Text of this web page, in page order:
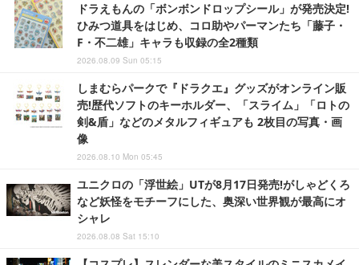
ドラえもんの「ボンボンドロップシール」が発売決定!
ひみつ道具をはじめ、コロ助やパーマンたち「藤子・
F・不二雄」キャラも収録の全2種類
2026.08.09 Sun 05:15
しまむらパークで『ドラクエ』グッズがオンライン販
売!歴代ソフトのキーホルダー、「スライム」「ロトの
剣&盾」などのメタルフィギュアも 2枚目の写真・画
像
2026.08.10 Mon 05:45
ユニクロの「浮世絵」UTが8月17日発売!がしゃどくろ
など妖怪をモチーフにした、奥深い世界観が最高にオ
シャレ
2026.08.08 Sat 15:10